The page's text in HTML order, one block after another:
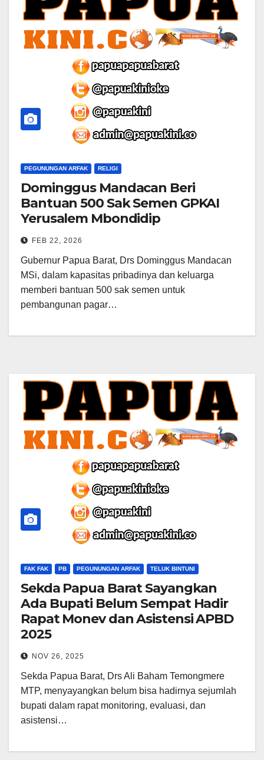
PEGUNUNGAN ARFAK RELIGI
Dominggus Mandacan Beri
Bantuan 500 Sak Semen GPKAI
Yerusalem Mbondidip
FEB 22, 2026
Gubernur Papua Barat, Drs Dominggus Mandacan
MSi, dalam kapasitas pribadinya dan keluarga
memberi bantuan 500 sak semen untuk
pembangunan pagar…
FAK FAK PB PEGUNUNGAN ARFAK TELUK BINTUNI
Sekda Papua Barat Sayangkan
Ada Bupati Belum Sempat Hadir
Rapat Monev dan Asistensi APBD
2025
NOV 26, 2025
Sekda Papua Barat, Drs Ali Baham Temongmere
MTP, menyayangkan belum bisa hadirnya sejumlah
bupati dalam rapat monitoring, evaluasi, dan
asistensi…